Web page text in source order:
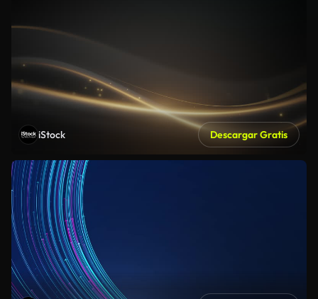
iStock Descargar Gratis